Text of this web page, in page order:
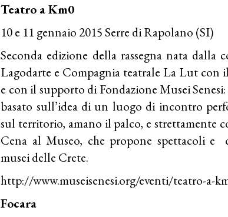
Teatro a Km0
10 e 11 gennaio 2015 Serre di Rapolano (SI)
Seconda edizione della rassegna nata dalla
Lagodarte e Compagnia teatrale La Lut
e con il supporto di Fondazione Musei
basato sull’idea di un luogo di incontro
sul territorio, amano il palco, e strettamente
Cena al Museo, che propone spettacoli e
musei delle Crete.
http://www.museisenesi.org/eventi/teatro-a-
Focara